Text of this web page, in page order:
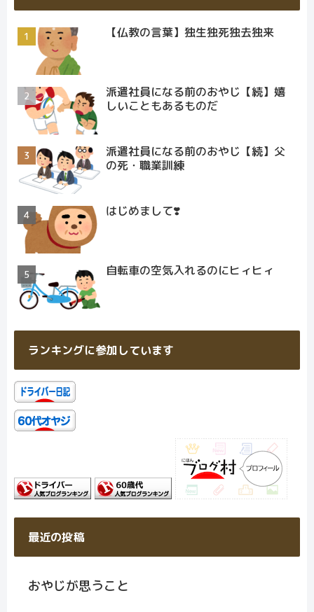
【仏教の言葉】独生独死独去独来
派遣社員になる前のおやじ【続】嬉
しいこともあるものだ
派遣社員になる前のおやじ【続】父
の死・職業訓練
はじめまして❣️
自転車の空気入れるのにヒィヒィ
ランキングに参加しています
最近の投稿
おやじが思うこと